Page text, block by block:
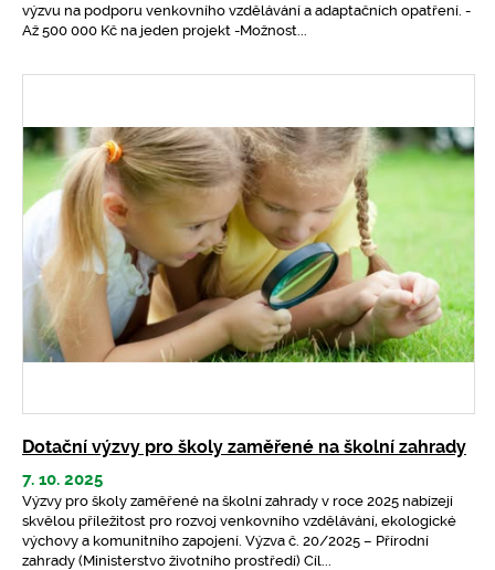
výzvu na podporu venkovního vzdělávání a adaptačních opatření. -
Až 500 000 Kč na jeden projekt -Možnost...
Dotační výzvy pro školy zaměřené na školní zahrady
7. 10. 2025
Výzvy pro školy zaměřené na školní zahrady v roce 2025 nabízejí
skvělou příležitost pro rozvoj venkovního vzdělávání, ekologické
výchovy a komunitního zapojení. Výzva č. 20/2025 – Přírodní
zahrady (Ministerstvo životního prostředí) Cíl...